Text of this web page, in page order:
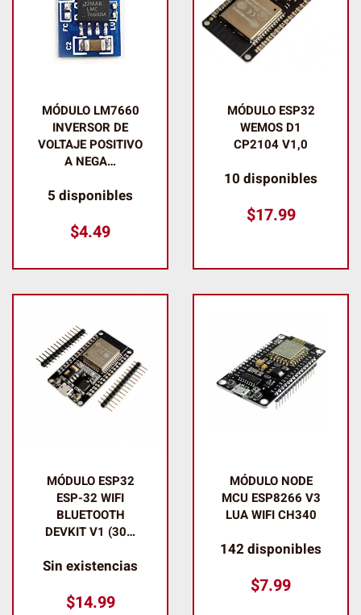
MÓDULO LM7660
INVERSOR DE
VOLTAJE POSITIVO
A NEGA…
5 disponibles
$4.49
MÓDULO ESP32
WEMOS D1
CP2104 V1,0
10 disponibles
$17.99
MÓDULO ESP32
ESP-32 WIFI
BLUETOOTH
DEVKIT V1 (30…
Sin existencias
$14.99
MÓDULO NODE
MCU ESP8266 V3
LUA WIFI CH340
142 disponibles
$7.99